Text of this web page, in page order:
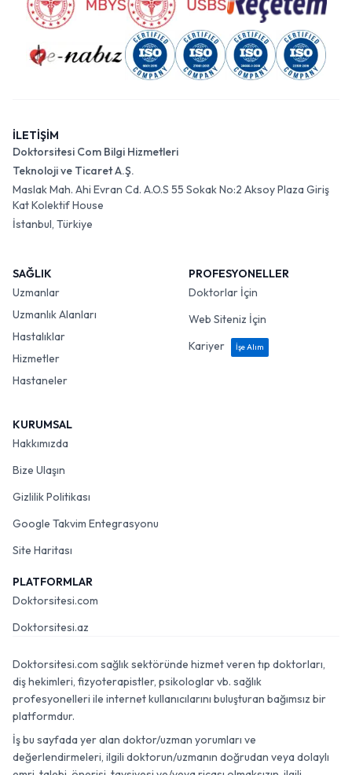
İLETİŞİM
Doktorsitesi Com Bilgi Hizmetleri
Teknoloji ve Ticaret A.Ş.
Maslak Mah. Ahi Evran Cd. A.O.S 55 Sokak No:2 Aksoy Plaza Giriş
Kat Kolektif House
İstanbul, Türkiye
SAĞLIK
Uzmanlar
Uzmanlık Alanları
Hastalıklar
Hizmetler
Hastaneler
PROFESYONELLER
Doktorlar İçin
Web Siteniz İçin
Kariyer
İşe Alım
KURUMSAL
Hakkımızda
Bize Ulaşın
Gizlilik Politikası
Google Takvim Entegrasyonu
Site Haritası
PLATFORMLAR
Doktorsitesi.com
Doktorsitesi.az
Doktorsitesi.com sağlık sektöründe hizmet veren tıp doktorları,
diş hekimleri, fizyoterapistler, psikologlar vb. sağlık
profesyonelleri ile internet kullanıcılarını buluşturan bağımsız bir
platformdur.
İş bu sayfada yer alan doktor/uzman yorumları ve
değerlendirmeleri, ilgili doktorun/uzmanın doğrudan veya dolaylı